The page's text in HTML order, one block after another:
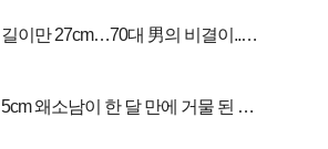
길이만 27cm…70대 男의 비결이..충
5cm 왜소남이 한 달 만에 거물 된 사